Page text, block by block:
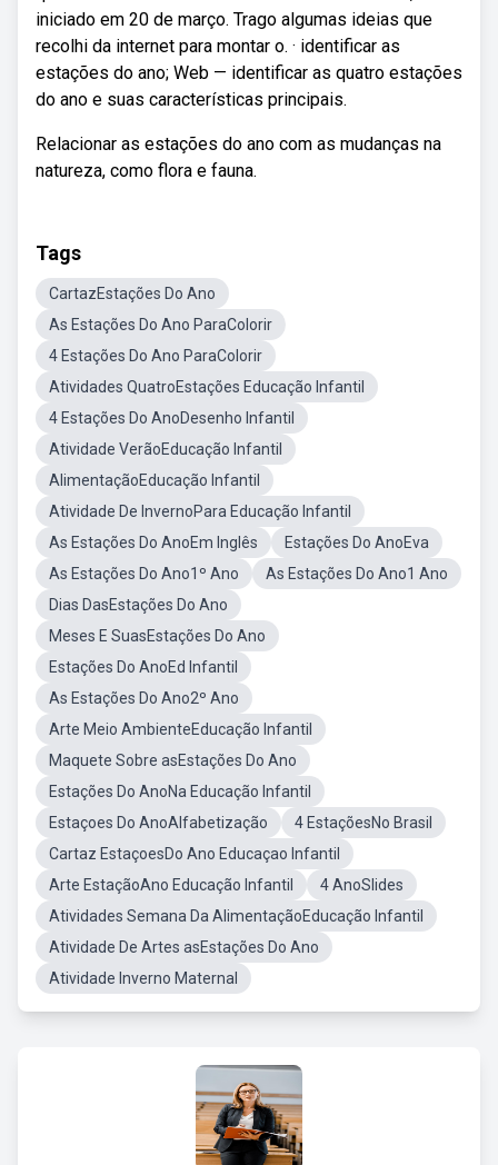
iniciado em 20 de março. Trago algumas ideias que
recolhi da internet para montar o. · identificar as
estações do ano; Web — identificar as quatro estações
do ano e suas características principais.
Relacionar as estações do ano com as mudanças na
natureza, como flora e fauna.
Tags
CartazEstações Do Ano
As Estações Do Ano ParaColorir
4 Estações Do Ano ParaColorir
Atividades QuatroEstações Educação Infantil
4 Estações Do AnoDesenho Infantil
Atividade VerãoEducação Infantil
AlimentaçãoEducação Infantil
Atividade De InvernoPara Educação Infantil
As Estações Do AnoEm Inglês
Estações Do AnoEva
As Estações Do Ano1º Ano
As Estações Do Ano1 Ano
Dias DasEstações Do Ano
Meses E SuasEstações Do Ano
Estações Do AnoEd Infantil
As Estações Do Ano2º Ano
Arte Meio AmbienteEducação Infantil
Maquete Sobre asEstações Do Ano
Estações Do AnoNa Educação Infantil
Estaçoes Do AnoAlfabetização
4 EstaçõesNo Brasil
Cartaz EstaçoesDo Ano Educaçao Infantil
Arte EstaçãoAno Educação Infantil
4 AnoSlides
Atividades Semana Da AlimentaçãoEducação Infantil
Atividade De Artes asEstações Do Ano
Atividade Inverno Maternal